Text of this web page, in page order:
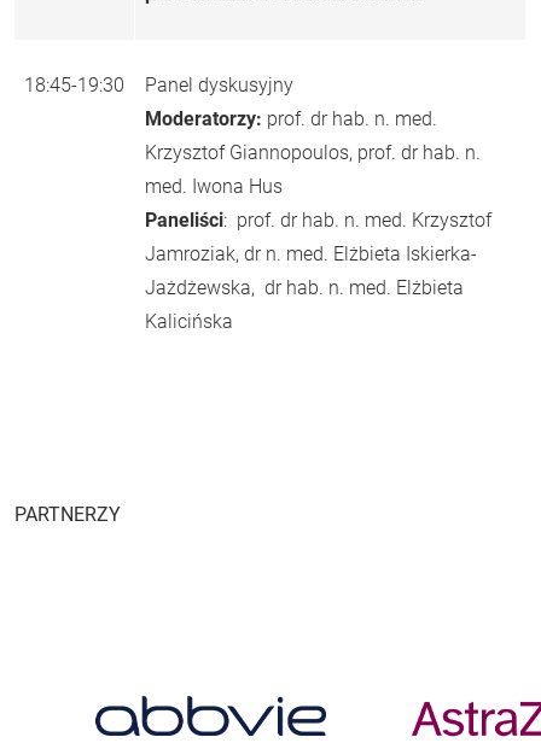
18:45-19:30
Panel dyskusyjny
Moderatorzy: prof. dr hab. n. med.
Krzysztof Giannopoulos, prof. dr hab. n.
med. Iwona Hus
Paneliści: prof. dr hab. n. med. Krzysztof
Jamroziak, dr n. med. Elżbieta Iskierka-
Jażdżewska, dr hab. n. med. Elżbieta
Kalicińska
PARTNERZY